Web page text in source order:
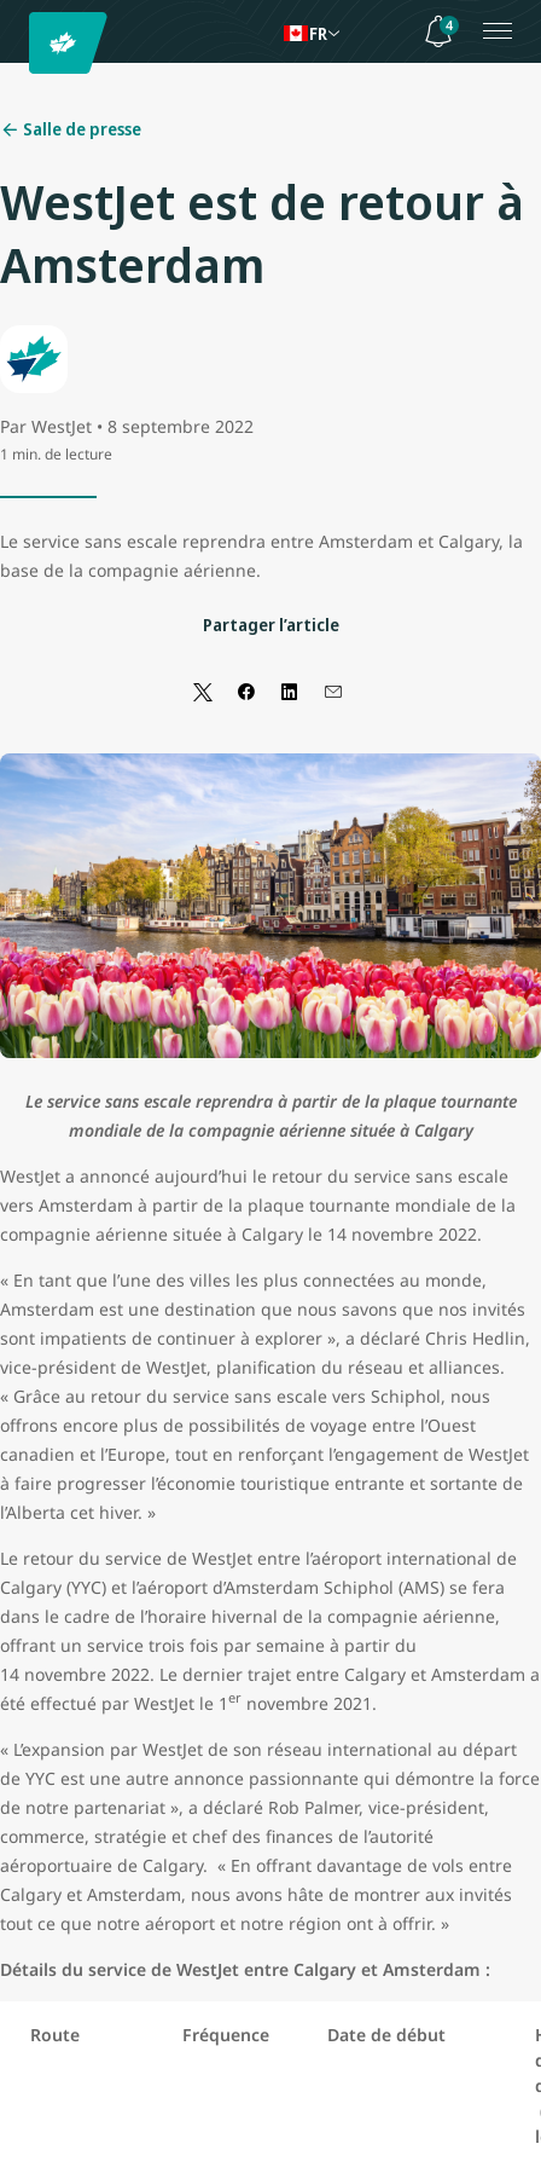
FR 4
Salle de presse
WestJet est de retour à
Amsterdam
Par WestJet • 8 septembre 2022
1 min. de lecture
Le service sans escale reprendra entre Amsterdam et Calgary, la
base de la compagnie aérienne.
Partager l’article
Le service sans escale reprendra à partir de la plaque tournante
mondiale de la compagnie aérienne située à Calgary
WestJet a annoncé aujourd’hui le retour du service sans escale
vers Amsterdam à partir de la plaque tournante mondiale de la
compagnie aérienne située à Calgary le 14 novembre 2022.
« En tant que l’une des villes les plus connectées au monde,
Amsterdam est une destination que nous savons que nos invités
sont impatients de continuer à explorer », a déclaré Chris Hedlin,
vice-président de WestJet, planification du réseau et alliances.
« Grâce au retour du service sans escale vers Schiphol, nous
offrons encore plus de possibilités de voyage entre l’Ouest
canadien et l’Europe, tout en renforçant l’engagement de WestJet
à faire progresser l’économie touristique entrante et sortante de
l’Alberta cet hiver. »
Le retour du service de WestJet entre l’aéroport international de
Calgary (YYC) et l’aéroport d’Amsterdam Schiphol (AMS) se fera
dans le cadre de l’horaire hivernal de la compagnie aérienne,
offrant un service trois fois par semaine à partir du
14 novembre 2022. Le dernier trajet entre Calgary et Amsterdam a
été effectué par WestJet le 1 er novembre 2021.
« L’expansion par WestJet de son réseau international au départ
de YYC est une autre annonce passionnante qui démontre la force
de notre partenariat », a déclaré Rob Palmer, vice-président,
commerce, stratégie et chef des finances de l’autorité
aéroportuaire de Calgary. « En offrant davantage de vols entre
Calgary et Amsterdam, nous avons hâte de montrer aux invités
tout ce que notre aéroport et notre région ont à offrir. »
Détails du service de WestJet entre Calgary et Amsterdam :
Route Fréquence Date de début